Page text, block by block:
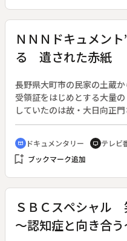
を引継ぎ管理する中国国民
よって立場がまったく変わ
た沈さんは「次に会う時に
と、当時の大金である千円
叶っていない。「敗戦後の
は、親友・沈維屏さんのお
返し、お礼を言いたい」。
ＮＮＮドキュメン
る 遺された赤紙
長野県大町市の民家の土蔵
受領証をはじめとする大量
していたのは故・大日向正
村民に赤紙を手渡す「兵事
人選にも関わったとされ、
届けた。戦時中の機密である
処分を命じ、全国の役所は
にして土蔵に留め置いた。
さんの死後、書類を見つけ
の思いを探る。
cinematic_blur ドキュメンタリー tv テレビ
bookmark_add ブックマーク追加
ＳＢＣスペシャル
～認知症と向き合う